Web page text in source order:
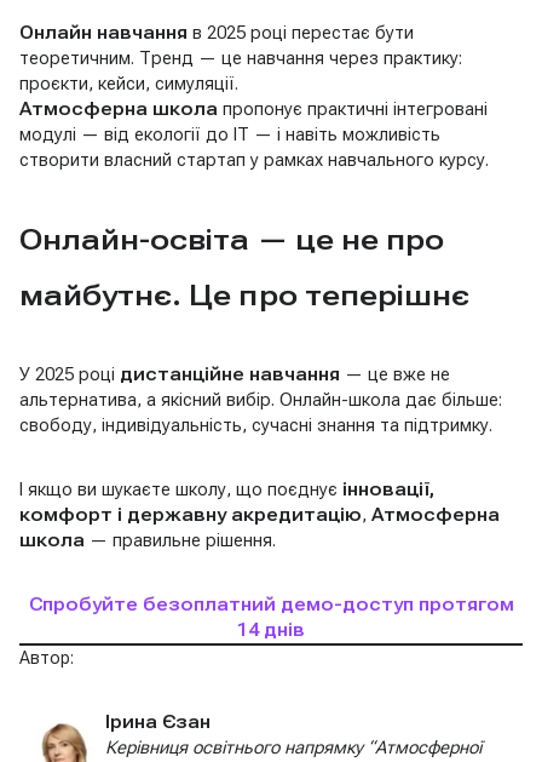
Онлайн навчання в 2025 році перестає бути
теоретичним. Тренд — це навчання через практику:
проєкти, кейси, симуляції.
Атмосферна школа пропонує практичні інтегровані
модулі — від екології до IT — і навіть можливість
створити власний стартап у рамках навчального курсу.
Онлайн-освіта — це не про
майбутнє. Це про теперішнє
У 2025 році дистанційне навчання — це вже не
альтернатива, а якісний вибір. Онлайн-школа дає більше:
свободу, індивідуальність, сучасні знання та підтримку.
І якщо ви шукаєте школу, що поєднує інновації,
комфорт і державну акредитацію, Атмосферна
школа — правильне рішення.
Спробуйте безоплатний демо-доступ протягом
14 днів
Автор:
Ірина Єзан
Керівниця освітнього напрямку “Атмосферної